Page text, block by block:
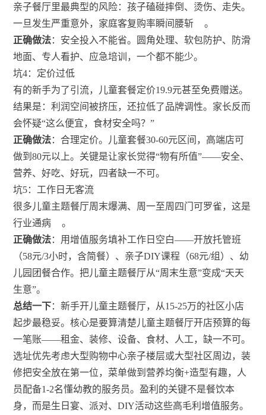
亲子餐厅里最典型的风险：孩子磕碰摔倒、烫伤、走失。
一旦发生严重意外，家庭客复购率瞬间腰斩
。
正确做法：安全投入不能省。圆角处理、软包防护、防滑
地面、专人看护、应急培训，一个都不能少。
坑4：定价过低
有的新手为了引流，儿童套餐定价19.9元甚至免费赠送。
结果是：利润空间被挤压，还拉低了品牌调性。家长反而
会怀疑“这么便宜，食材安全吗？”
正确做法：合理定价。儿童套餐30-60元区间，高端店可
做到80元以上。关键是让家长觉得“物有所值”——安全、
营养、好吃、好玩，四者缺一不可。
坑5：工作日无客流
很多儿童主题餐厅周末爆满、周一至周四门可罗雀，这是
行业通病
。
正确做法：用增值服务填补工作日空白——开放托管班
（58元/3小时，含简餐）、亲子DIY课程（68元/组）、幼
儿园团餐合作。把儿童主题餐厅从“周末生意”变成“天天
生意”。
总结一下：新手开儿童主题餐厅，从15-25万的社区小店
起步最稳妥。核心是要算清楚儿童主题餐厅开店预算的每
一笔账——租金、装修、设备、食材、人工，缺一不可。
选址优先考虑大型购物中心亲子楼层或大型社区周边，装
修把安全放在第一位，菜单做到营养均衡+造型有趣，人
员配备1-2名懂幼教的服务员。盈利的关键不是餐饮本
身，而是生日宴、派对、DIY活动这些高毛利增值服务。